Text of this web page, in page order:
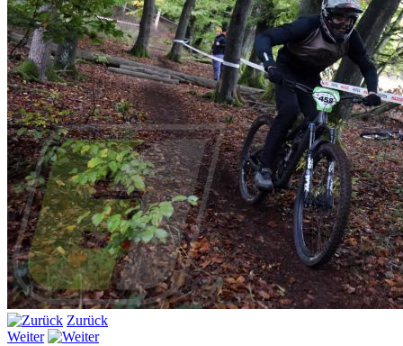
Zurück
Weiter